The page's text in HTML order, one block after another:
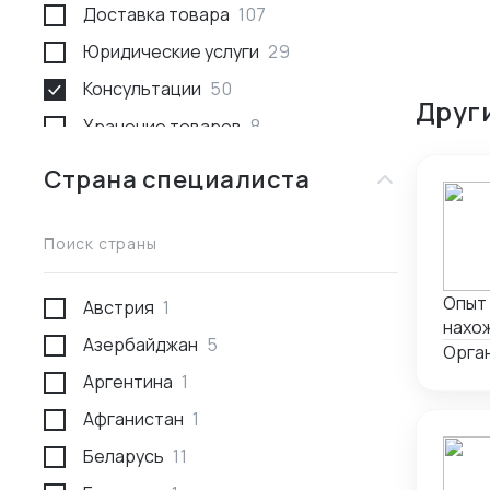
Доставка товара 107
Юридические услуги 29
Консультации 50
Хранение товаров 8
Проведение переговоров
Сотрудники за границей 9
Разработка и производство
Проверка поставщика
Участие в выставках
Анализ рынка
Консалтинг по интеллектуальной
собственности
Страна специалиста
Поиск страны
Австрия 1
Азербайджан 5
Аргентина 1
Афганистан 1
Беларусь 11
Опыт
рынка,